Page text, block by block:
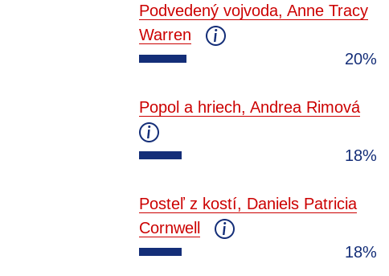
Podvedený vojvoda, Anne Tracy
Warren
20%
Popol a hriech, Andrea Rimová
18%
Posteľ z kostí, Daniels Patricia
Cornwell
18%